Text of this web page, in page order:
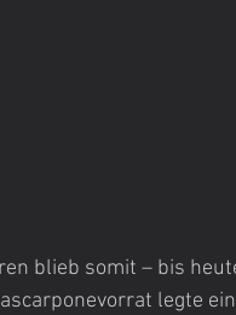
blieb somit – bis
legte